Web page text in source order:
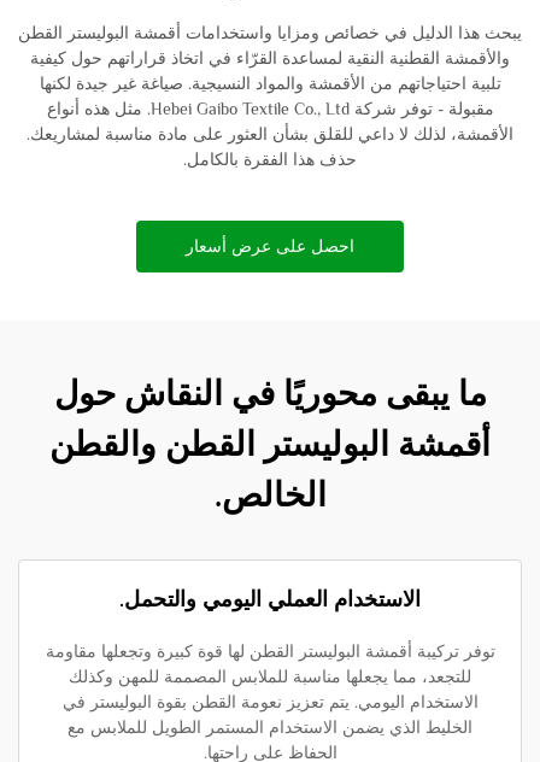
يبحث هذا الدليل في خصائص ومزايا واستخدامات أقمشة البوليستر القطن
والأقمشة القطنية النقية لمساعدة القرّاء في اتخاذ قراراتهم حول كيفية
تلبية احتياجاتهم من الأقمشة والمواد النسيجية. صياغة غير جيدة لكنها
مقبولة - توفر شركة Hebei Gaibo Textile Co., Ltd. مثل هذه أنواع
الأقمشة، لذلك لا داعي للقلق بشأن العثور على مادة مناسبة لمشاريعك.
حذف هذا الفقرة بالكامل.
احصل على عرض أسعار
ما يبقى محوريًا في النقاش حول
أقمشة البوليستر القطن والقطن
الخالص.
الاستخدام العملي اليومي والتحمل.
توفر تركيبة أقمشة البوليستر القطن لها قوة كبيرة وتجعلها مقاومة
للتجعد، مما يجعلها مناسبة للملابس المصممة للمهن وكذلك
الاستخدام اليومي. يتم تعزيز نعومة القطن بقوة البوليستر في
الخليط الذي يضمن الاستخدام المستمر الطويل للملابس مع
الحفاظ على راحتها.